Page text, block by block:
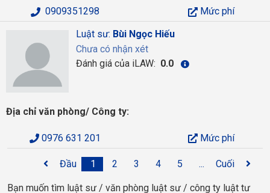
0909351298
Mức phí
Luật sư: Bùi Ngọc Hiếu
Chưa có nhận xét
Đánh giá của iLAW: 0.0
Địa chỉ văn phòng/ Công ty:
0976 631 201 Mức phí
Đầu 1 2 3 4 5 ... Cuối
Bạn muốn tìm luật sư / văn phòng luật sư / công ty luật tư